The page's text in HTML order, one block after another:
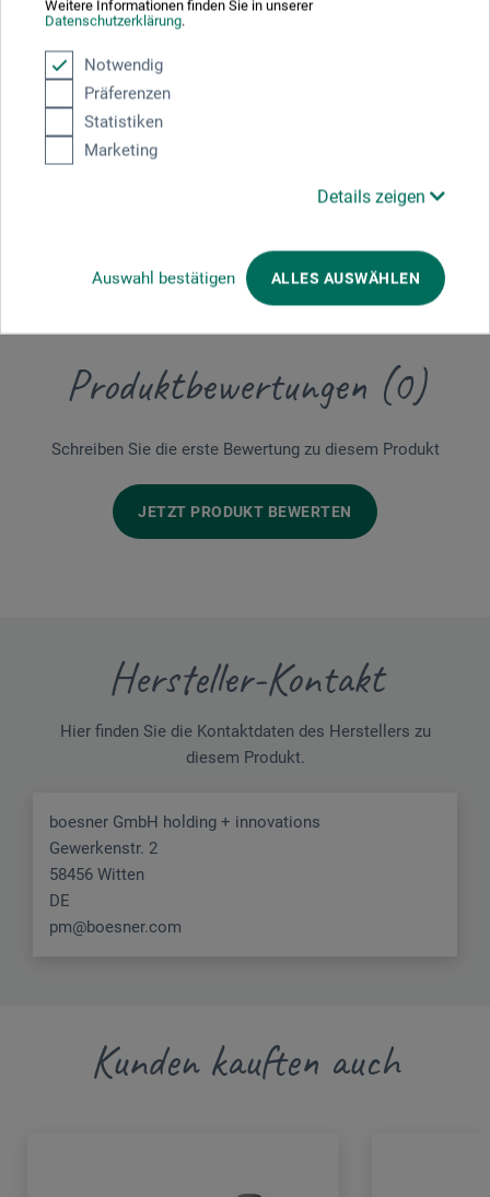
Weitere Informationen finden Sie in unserer
Datenschutzerklärung.
Notwendig
Präferenzen
Statistiken
Marketing
Details zeigen
Auswahl bestätigen ALLES AUSWÄHLEN
Hier finden Sie wichtige Dokumente und Dateien zu
CH-DE_boesner_Balsam-Terpentinoel_BOELBTx_01-
Produktbewertungen (0)
Schreiben Sie die erste Bewertung zu diesem Produkt
JETZT PRODUKT BEWERTEN
Hersteller-Kontakt
Hier finden Sie die Kontaktdaten des Herstellers zu
diesem Produkt.
boesner GmbH holding + innovations
Gewerkenstr. 2
58456 Witten
DE
pm@boesner.com
Kunden kauften auch